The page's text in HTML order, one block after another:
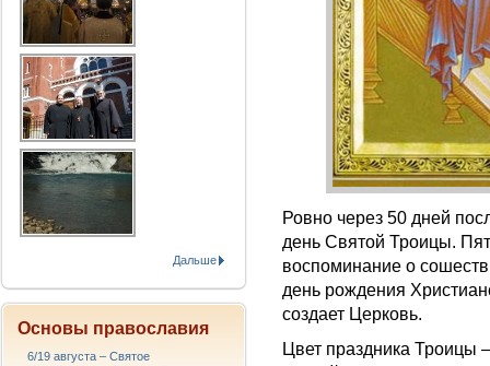
Ровно через 50 дней
день Святой Троицы.
воспоминание о
день рождения
создает Церковь.
Цвет праздника Троицы
Дальше
Основы православия
6/19 августа – Святое